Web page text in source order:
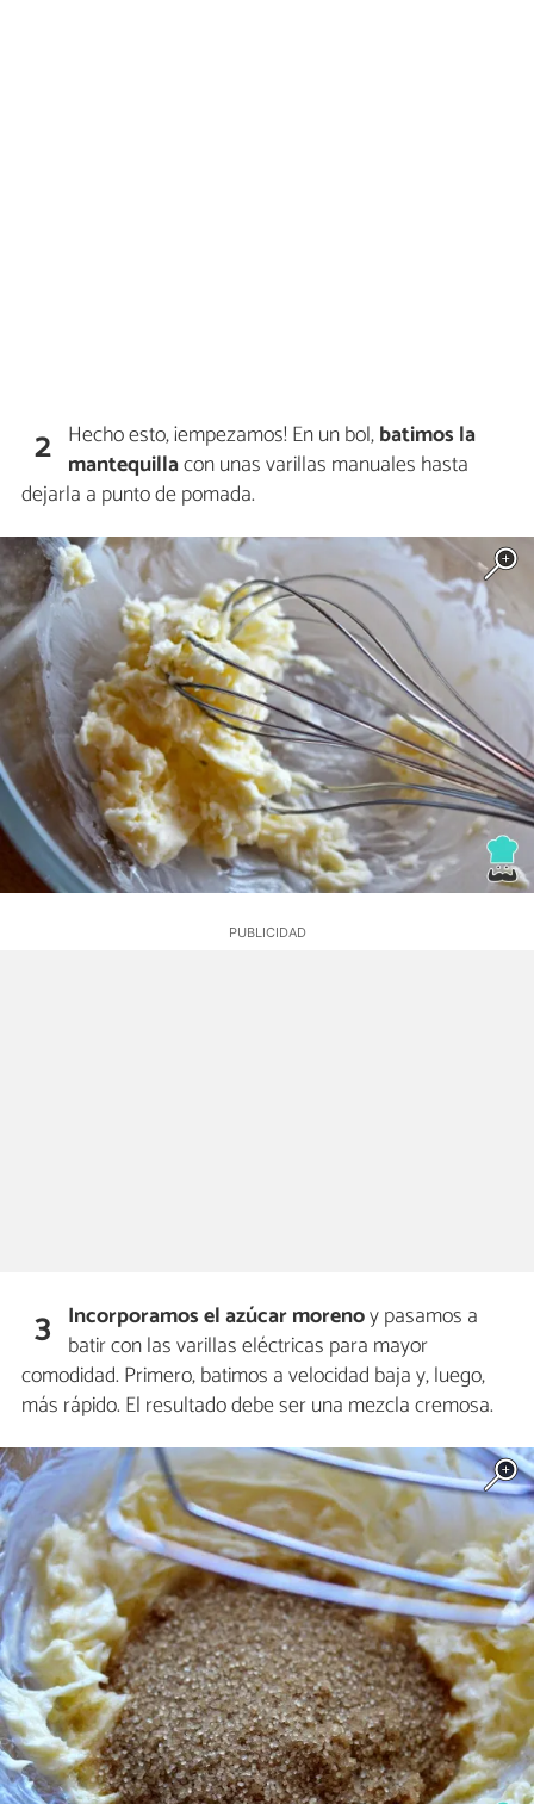
2 Hecho esto, ¡empezamos! En un bol,batimos la
mantequillacon unas varillas manuales hasta
dejarla a punto de pomada.
3 Incorporamos el azúcar morenoy pasamos a
batir con las varillas eléctricas para mayor
comodidad. Primero, batimos a velocidad baja y, luego,
más rápido. El resultado debe ser una mezcla cremosa.